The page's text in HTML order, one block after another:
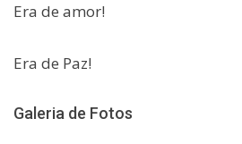
Era de amor!
Era de Paz!
Galeria de Fotos